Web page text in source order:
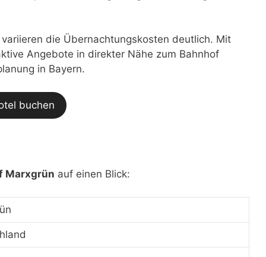
die Übernachtungskosten deutlich. Mit
Angebote in direkter Nähe zum Bahnhof
in Bayern.
buchen
Marxgrün auf einen Blick: